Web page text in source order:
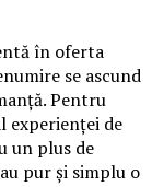
în oferta
se ascund
Pentru
experienței de
un plus de
pur și simplu o